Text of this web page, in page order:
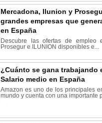
Mercadona, Ilunion y
grandes empresas que
en España
Descubre las ofertas de empleo
Prosegur e ILUNION disponibles e...
¿Cuánto se gana trabajando
Salario medio en España
Amazon es uno de los principales
mundo y cuenta con una importante